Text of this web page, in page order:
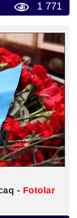
1 771
- Fotolar